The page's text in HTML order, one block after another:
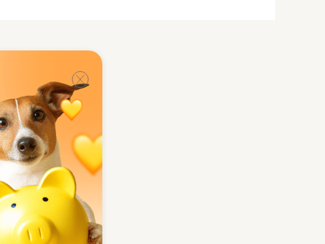
смотреть: